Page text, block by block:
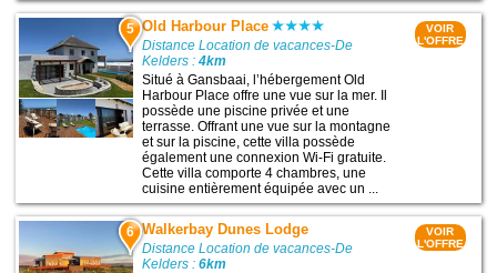
5 Old Harbour Place
Distance Location de vacances-De
Kelders :4km
Situé à Gansbaai, l’hébergement Old
Harbour Place offre une vue sur la mer. Il
possède une piscine privée et une
terrasse. Offrant une vue sur la montagne
et sur la piscine, cette villa possède
également une connexion Wi-Fi gratuite.
Cette villa comporte 4 chambres, une
cuisine entièrement équipée avec un ...
VOIR
L'OFFRE
6 Walkerbay Dunes Lodge
Distance Location de vacances-De
Kelders :6km
VOIR
L'OFFRE